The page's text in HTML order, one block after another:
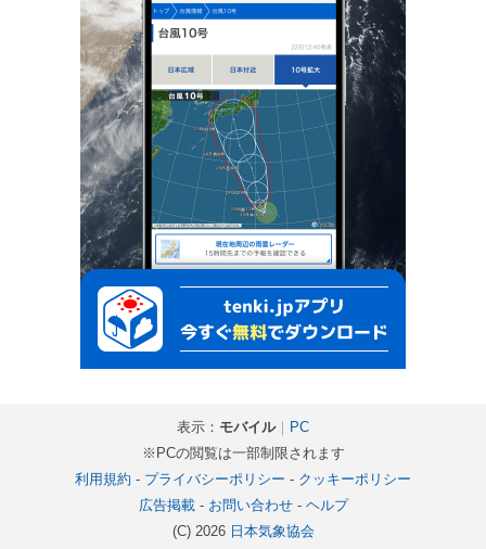
表示： モバイル｜
PC
※PCの閲覧は一部制限されます
利用規約 - プライバシーポリシー - クッキーポリシー
広告掲載- お問い合わせ- ヘルプ
(C) 2026 日本気象協会